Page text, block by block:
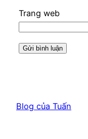
Trang web
Blog của Tuấn